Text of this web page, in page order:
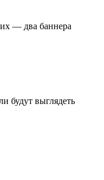
— два баннера
будут выглядеть